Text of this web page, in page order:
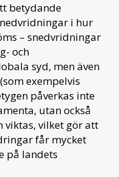
betydande
i hur
– snedvridningar
och
syd, men även
exempelvis
påverkas inte
utan också
viktas, vilket gör att
får mycket
på landets